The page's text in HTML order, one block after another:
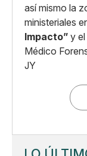
así mismo la
ministeriales
Impacto” y
Médico
JY